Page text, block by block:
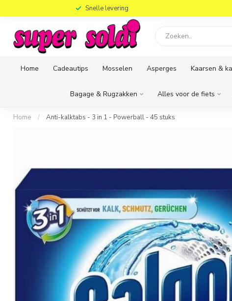
Snelle levering
Home Cadeautips Mosselen Asperges Kaarsen &
Bagage & Rugzakken Alles voor de fiets
Home / Anti-kalktabs - 3 in 1 - Powerball - 45 stuks